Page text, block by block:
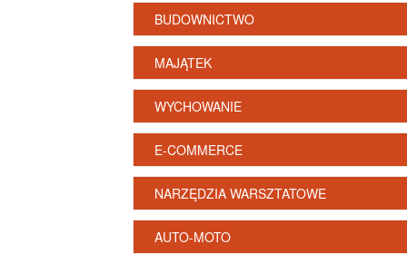
BUDOWNICTWO
MAJĄTEK
WYCHOWANIE
E-COMMERCE
NARZĘDZIA WARSZTATOWE
AUTO-MOTO